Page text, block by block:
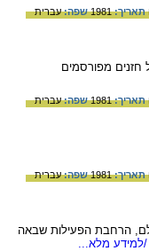
תאריך:1981 שפה:עברית
חזנים מפורסמים
תאריך:1981 שפה:עברית
תאריך:1981 שפה:עברית
הרחבת הפעילות שבאה
/למידע מלא...